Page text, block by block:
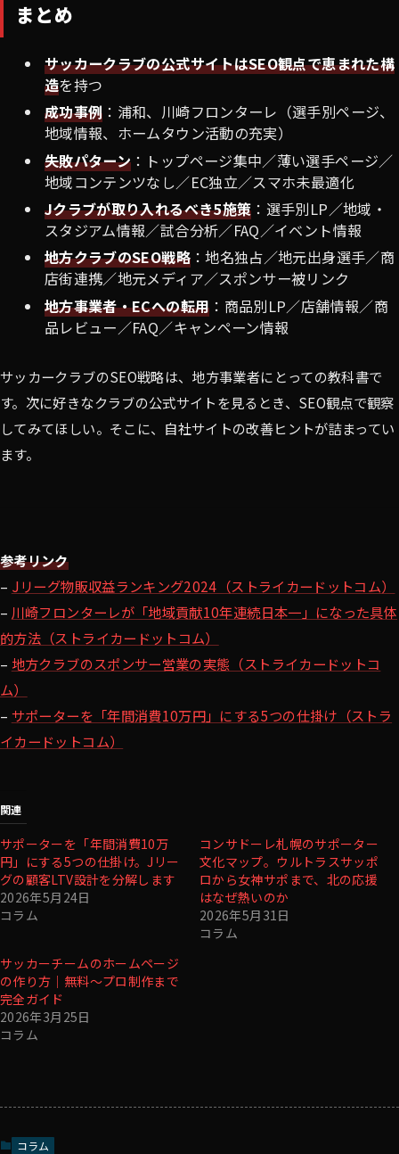
まとめ
サッカークラブの公式サイトはSEO観点で恵まれた構
造を持つ
成功事例 ：浦和、川崎フロンターレ（選手別ページ、
地域情報、ホームタウン活動の充実）
失敗パターン ：トップページ集中／薄い選手ページ／
地域コンテンツなし／EC独立／スマホ未最適化
Jクラブが取り入れるべき5施策 ：選手別LP／地域・
スタジアム情報／試合分析／FAQ／イベント情報
地方クラブのSEO戦略：地名独占／地元出身選手／商
店街連携／地元メディア／スポンサー被リンク
地方事業者・ECへの転用 ：商品別LP／店舗情報／商
品レビュー／FAQ／キャンペーン情報
サッカークラブのSEO戦略は、地方事業者にとっての教科書で
す。次に好きなクラブの公式サイトを見るとき、SEO観点で観察
してみてほしい。そこに、自社サイトの改善ヒントが詰まってい
ます。
参考リンク
– Jリーグ物販収益ランキング2024（ストライカードットコム）
– 川崎フロンターレが「地域貢献10年連続日本一」になった具体
的方法（ストライカードットコム）
– 地方クラブのスポンサー営業の実態（ストライカードットコ
ム）
– サポーターを「年間消費10万円」にする5つの仕掛け（ストラ
イカードットコム）
関連
サポーターを「年間消費10万
円」にする5つの仕掛け。Jリー
グの顧客LTV設計を分解します
2026年5月24日
コラム
コンサドーレ札幌のサポーター
文化マップ。ウルトラスサッポ
ロから女神サポまで、北の応援
はなぜ熱いのか
2026年5月31日
コラム
サッカーチームのホームページ
の作り方｜無料〜プロ制作まで
完全ガイド
2026年3月25日
コラム
コラム